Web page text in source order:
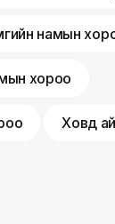
намын
хороо
Ховд